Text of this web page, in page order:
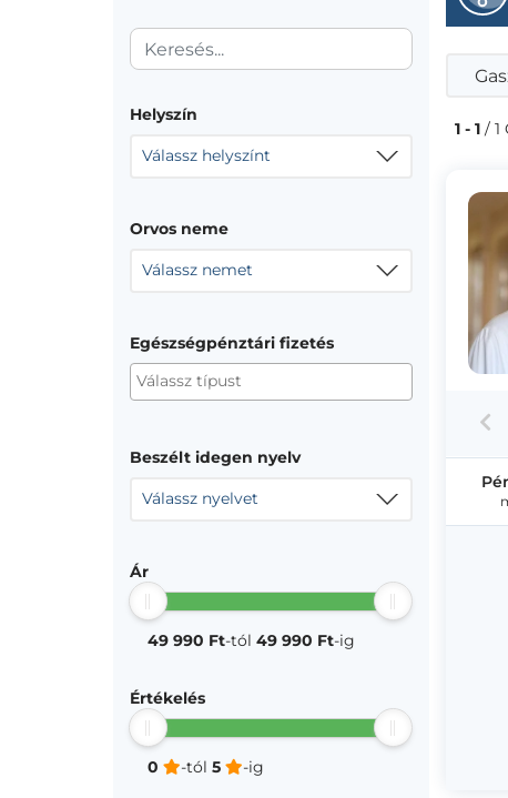
Helyszín
Válassz helyszínt
Orvos neme
Válassz nemet
Egészségpénztári fizetés
Beszélt idegen nyelv
Válassz nyelvet
Ár
49 990 Ft-tól 49 990 Ft-ig
Értékelés
0 -tól 5 -ig
1 - 1 / 1